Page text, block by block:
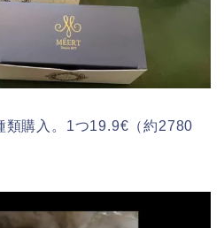
類購入。1つ19.9€（約2780